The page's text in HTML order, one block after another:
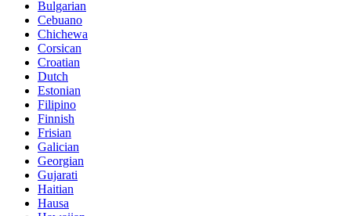
Bulgarian
Cebuano
Chichewa
Corsican
Croatian
Dutch
Estonian
Filipino
Finnish
Frisian
Galician
Georgian
Gujarati
Haitian
Hausa